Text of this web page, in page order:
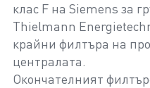
клас F на Siemens за
Thielmann
крайни филтъра на
централата.
Окончателният